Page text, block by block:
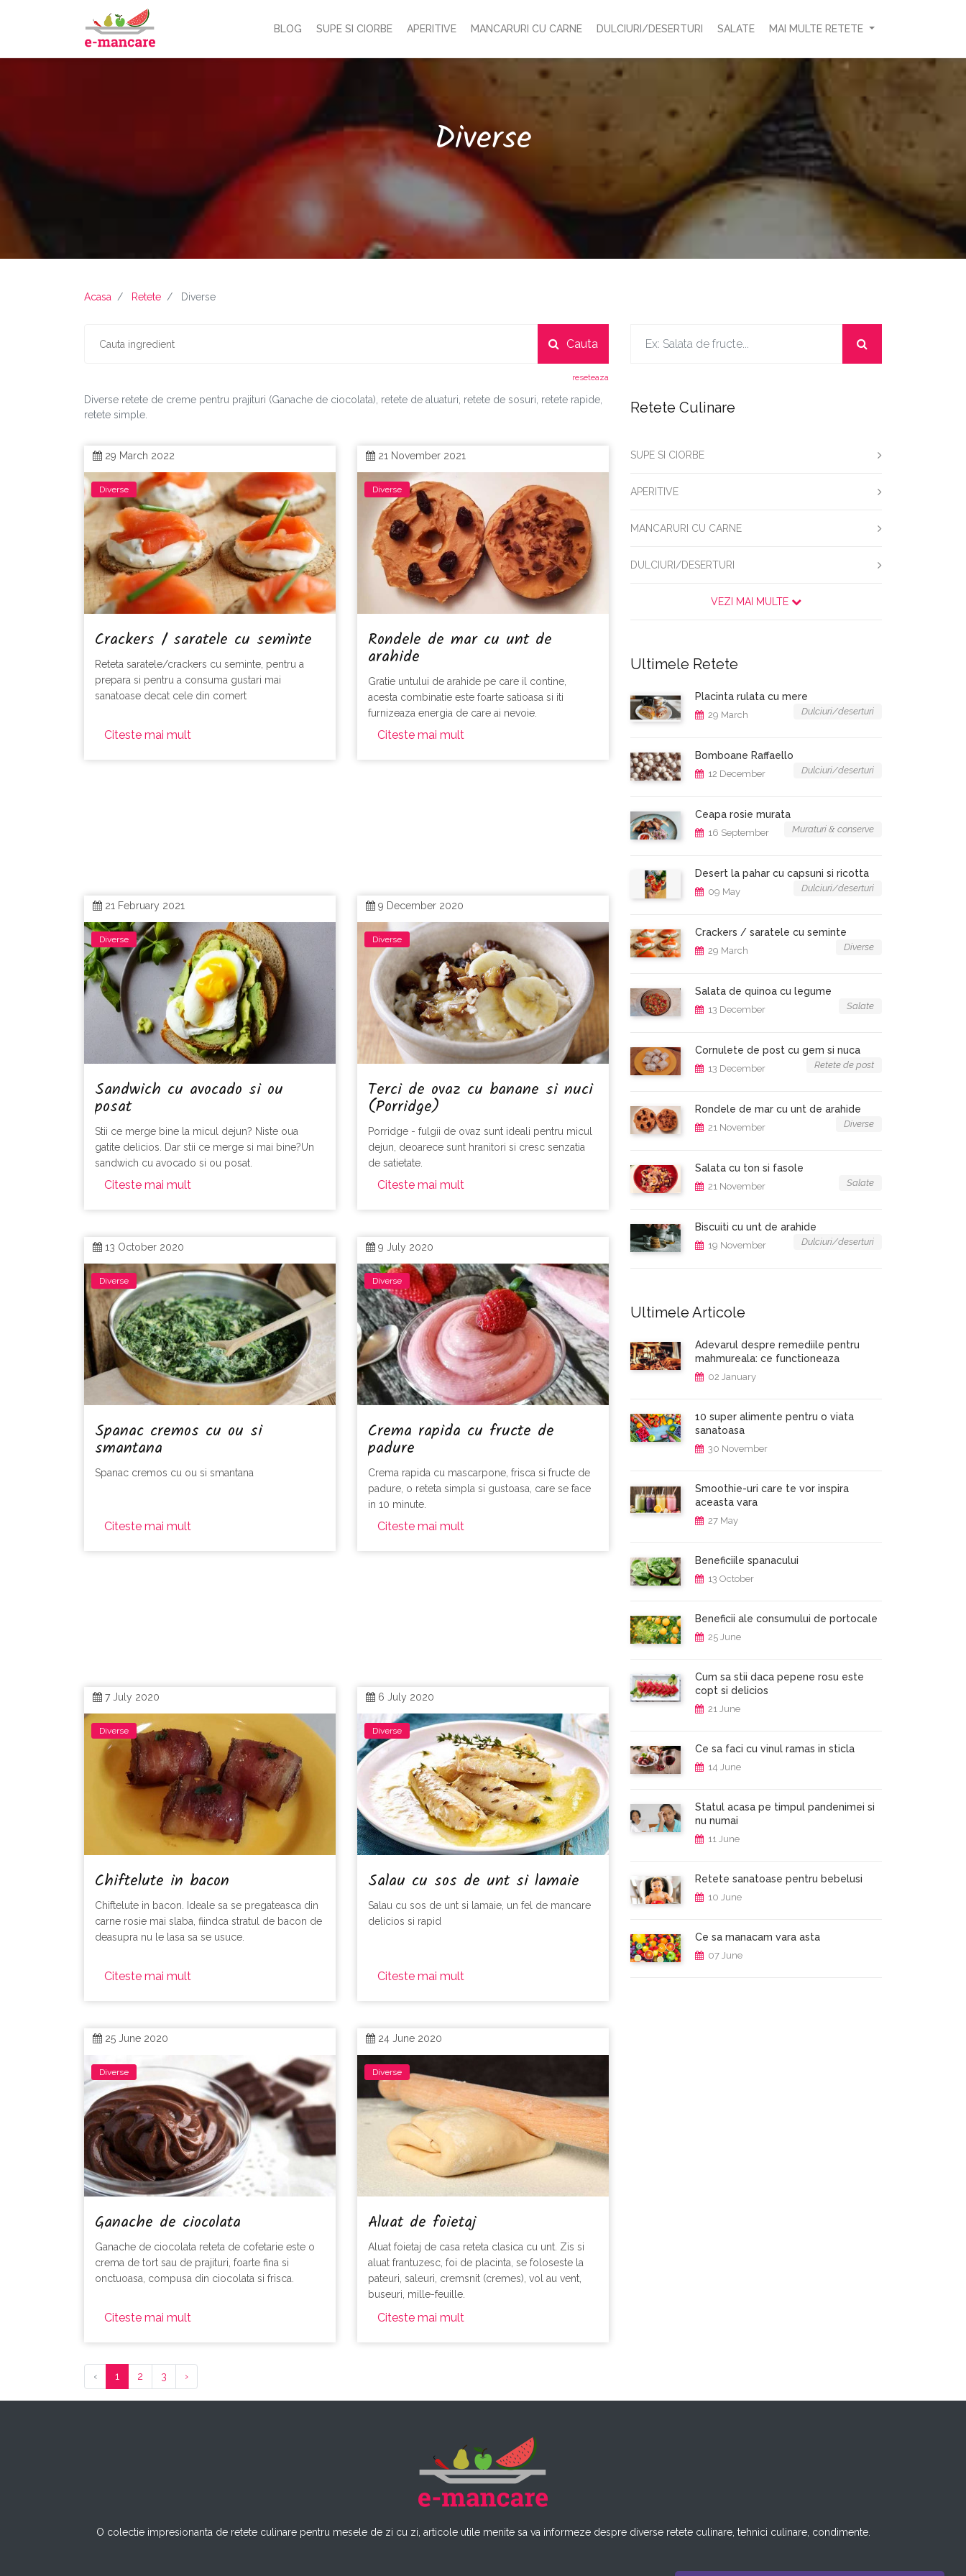
BLOG SUPE SI CIORBE APERITIVE MANCARURI CU CARNE DULCIURI/DESERTURI SALATE MAI MULTE RETETE
Diverse
Acasa Retete Diverse
Cauta
reseteaza
Diverse retete de creme pentru prajituri (Ganache de ciocolata), retete de aluaturi, retete de sosuri, retete rapide,
retete simple.
29 March 2022
Diverse
Crackers / saratele cu seminte
Reteta saratele/crackers cu seminte, pentru a
prepara si pentru a consuma gustari mai
sanatoase decat cele din comert
Citeste mai mult
21 November 2021
Diverse
Rondele de mar cu unt de
arahide
Gratie untului de arahide pe care il contine,
acesta combinatie este foarte satioasa si iti
furnizeaza energia de care ai nevoie.
Citeste mai mult
21 February 2021
Diverse
Sandwich cu avocado si ou
posat
Stii ce merge bine la micul dejun? Niste oua
gatite delicios. Dar stii ce merge si mai bine?Un
sandwich cu avocado si ou posat.
Citeste mai mult
9 December 2020
Diverse
Terci de ovaz cu banane si nuci
(Porridge)
Porridge - fulgii de ovaz sunt ideali pentru micul
dejun, deoarece sunt hranitori si cresc senzatia
de satietate.
Citeste mai mult
13 October 2020
Diverse
Spanac cremos cu ou si
smantana
Spanac cremos cu ou si smantana
Citeste mai mult
9 July 2020
Diverse
Crema rapida cu fructe de
padure
Crema rapida cu mascarpone, frisca si fructe de
padure, o reteta simpla si gustoasa, care se face
in 10 minute.
Citeste mai mult
7 July 2020
Diverse
Chiftelute in bacon
Chiftelute in bacon. Ideale sa se pregateasca din
carne rosie mai slaba, fiindca stratul de bacon de
deasupra nu le lasa sa se usuce.
Citeste mai mult
6 July 2020
Diverse
Salau cu sos de unt si lamaie
Salau cu sos de unt si lamaie, un fel de mancare
delicios si rapid
Citeste mai mult
25 June 2020
Diverse
Ganache de ciocolata
Ganache de ciocolata reteta de cofetarie este o
crema de tort sau de prajituri, foarte fina si
onctuoasa, compusa din ciocolata si frisca.
Citeste mai mult
24 June 2020
Diverse
Aluat de foietaj
Aluat foietaj de casa reteta clasica cu unt. Zis si
aluat frantuzesc, foi de placinta, se foloseste la
pateuri, saleuri, cremsnit (cremes), vol au vent,
buseuri, mille-feuille.
Citeste mai mult
‹ 1 2 3 ›
Retete Culinare
SUPE SI CIORBE
APERITIVE
MANCARURI CU CARNE
DULCIURI/DESERTURI
VEZI MAI MULTE
Ultimele Retete
Placinta rulata cu mere
29 March Dulciuri/deserturi
Bomboane Raffaello
12 December Dulciuri/deserturi
Ceapa rosie murata
16 September Muraturi & conserve
Desert la pahar cu capsuni si ricotta
09 May Dulciuri/deserturi
Crackers / saratele cu seminte
29 March Diverse
Salata de quinoa cu legume
13 December Salate
Cornulete de post cu gem si nuca
13 December Retete de post
Rondele de mar cu unt de arahide
21 November Diverse
Salata cu ton si fasole
21 November Salate
Biscuiti cu unt de arahide
19 November Dulciuri/deserturi
Ultimele Articole
Adevarul despre remediile pentru
mahmureala: ce functioneaza
02 January
10 super alimente pentru o viata
sanatoasa
30 November
Smoothie-uri care te vor inspira
aceasta vara
27 May
Beneficiile spanacului
13 October
Beneficii ale consumului de portocale
25 June
Cum sa stii daca pepene rosu este
copt si delicios
21 June
Ce sa faci cu vinul ramas in sticla
14 June
Statul acasa pe timpul pandenimei si
nu numai
11 June
Retete sanatoase pentru bebelusi
10 June
Ce sa manacam vara asta
07 June
O colectie impresionanta de retete culinare pentru mesele de zi cu zi, articole utile menite sa va informeze despre diverse retete culinare, tehnici culinare, condimente.